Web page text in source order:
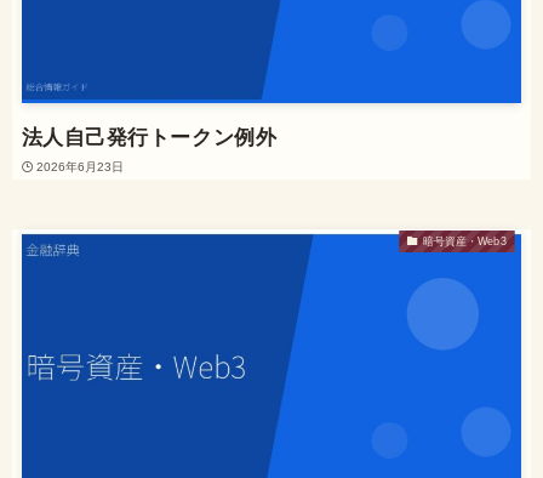
法人自己発行トークン例外
2026年6月23日
暗号資産・Web3